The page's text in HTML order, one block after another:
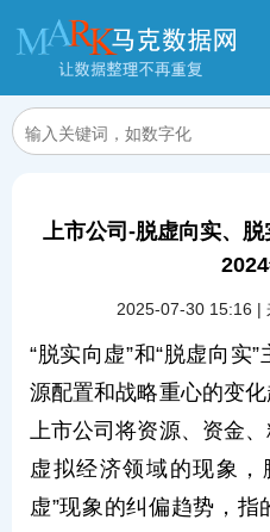
上市公司-脱虚向实、
2024
2025-07-30 15:16 |
“脱实向虚”和“脱虚向实
源配置和战略重心的变
上市公司将资源、资金
虚拟经济领域的现象，
虚”现象的纠偏趋势，